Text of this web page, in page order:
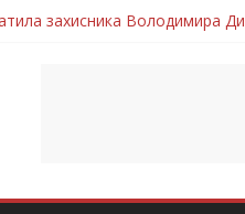
захисника Володимира
захисник Дмитро Березко
захисника Володимира
молодого захисника